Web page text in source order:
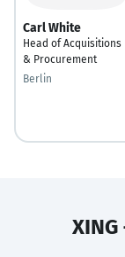
Carl White
Head of Acquisitions
& Procurement
Berlin